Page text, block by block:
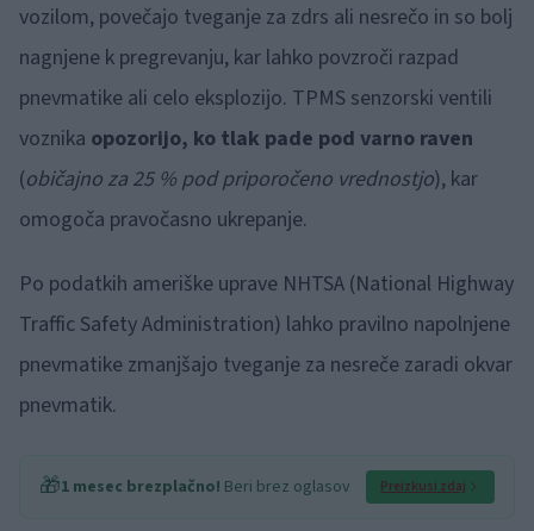
vozilom, povečajo tveganje za zdrs ali nesrečo in so bolj
nagnjene k pregrevanju, kar lahko povzroči razpad
pnevmatike ali celo eksplozijo. TPMS senzorski ventili
voznika opozorijo, ko tlak pade pod varno raven
(običajno za 25 % pod priporočeno vrednostjo), kar
omogoča pravočasno ukrepanje.
Po podatkih ameriške uprave NHTSA (National Highway
Traffic Safety Administration) lahko pravilno napolnjene
pnevmatike zmanjšajo tveganje za nesreče zaradi okvar
pnevmatik.
🎁1 mesec brezplačno! Beri brez oglasov Preizkusi zdaj